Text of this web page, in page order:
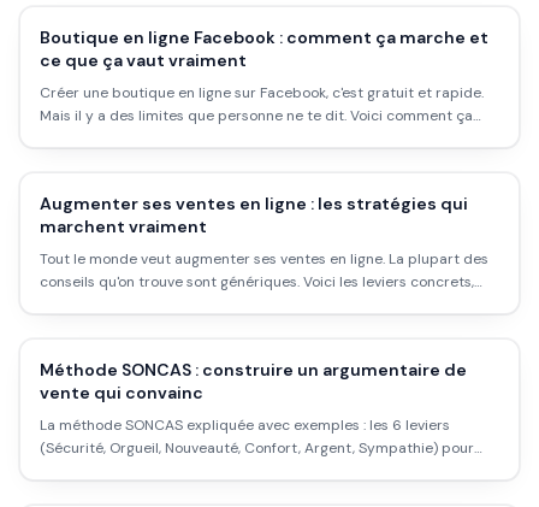
Boutique en ligne Facebook : comment ça marche et
ce que ça vaut vraiment
Créer une boutique en ligne sur Facebook, c'est gratuit et rapide.
Mais il y a des limites que personne ne te dit. Voici comment ça
Augmenter ses ventes en ligne : les stratégies qui
marchent vraiment
Tout le monde veut augmenter ses ventes en ligne. La plupart des
conseils qu'on trouve sont génériques. Voici les leviers concrets,
Méthode SONCAS : construire un argumentaire de
vente qui convainc
La méthode SONCAS expliquée avec exemples : les 6 leviers
(Sécurité, Orgueil, Nouveauté, Confort, Argent, Sympathie) pour